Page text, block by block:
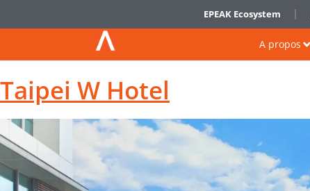
EPEAK Ecosystem
A propos
Taipei W Hotel